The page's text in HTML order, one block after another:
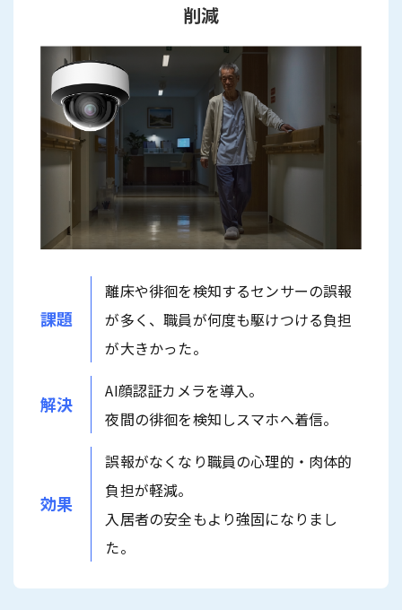
削減
課題
離床や徘徊を検知するセンサーの誤報
が多く、職員が何度も駆けつける負担
が大きかった。
解決
AI顔認証カメラを導入。
夜間の徘徊を検知しスマホへ着信。
効果
誤報がなくなり職員の心理的・肉体的
負担が軽減。
入居者の安全もより強固になりまし
た。